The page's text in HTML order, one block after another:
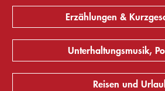
Erzählungen &
Unterhaltungsmusik,
Reisen und